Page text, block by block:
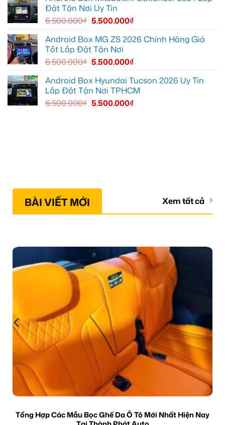
giớiĐặt Tận Nơi Uy Tín
6.500.000₫ 5.500.000₫
Android Box MG ZS 2026 Chính Hãng Giá
Tốt Lắp Đặt Tận Nơi
6.500.000₫ 5.500.000₫
Android Box Hyundai Tucson 2026 Uy Tín
Lắp Đặt Tận Nơi TPHCM
6.500.000₫ 5.500.000₫
BÀI VIẾT MỚI Xem tất cả
Tổng Hợp Các Mẫu Bọc Ghế Da Ô Tô Mới Nhất Hiện Nay